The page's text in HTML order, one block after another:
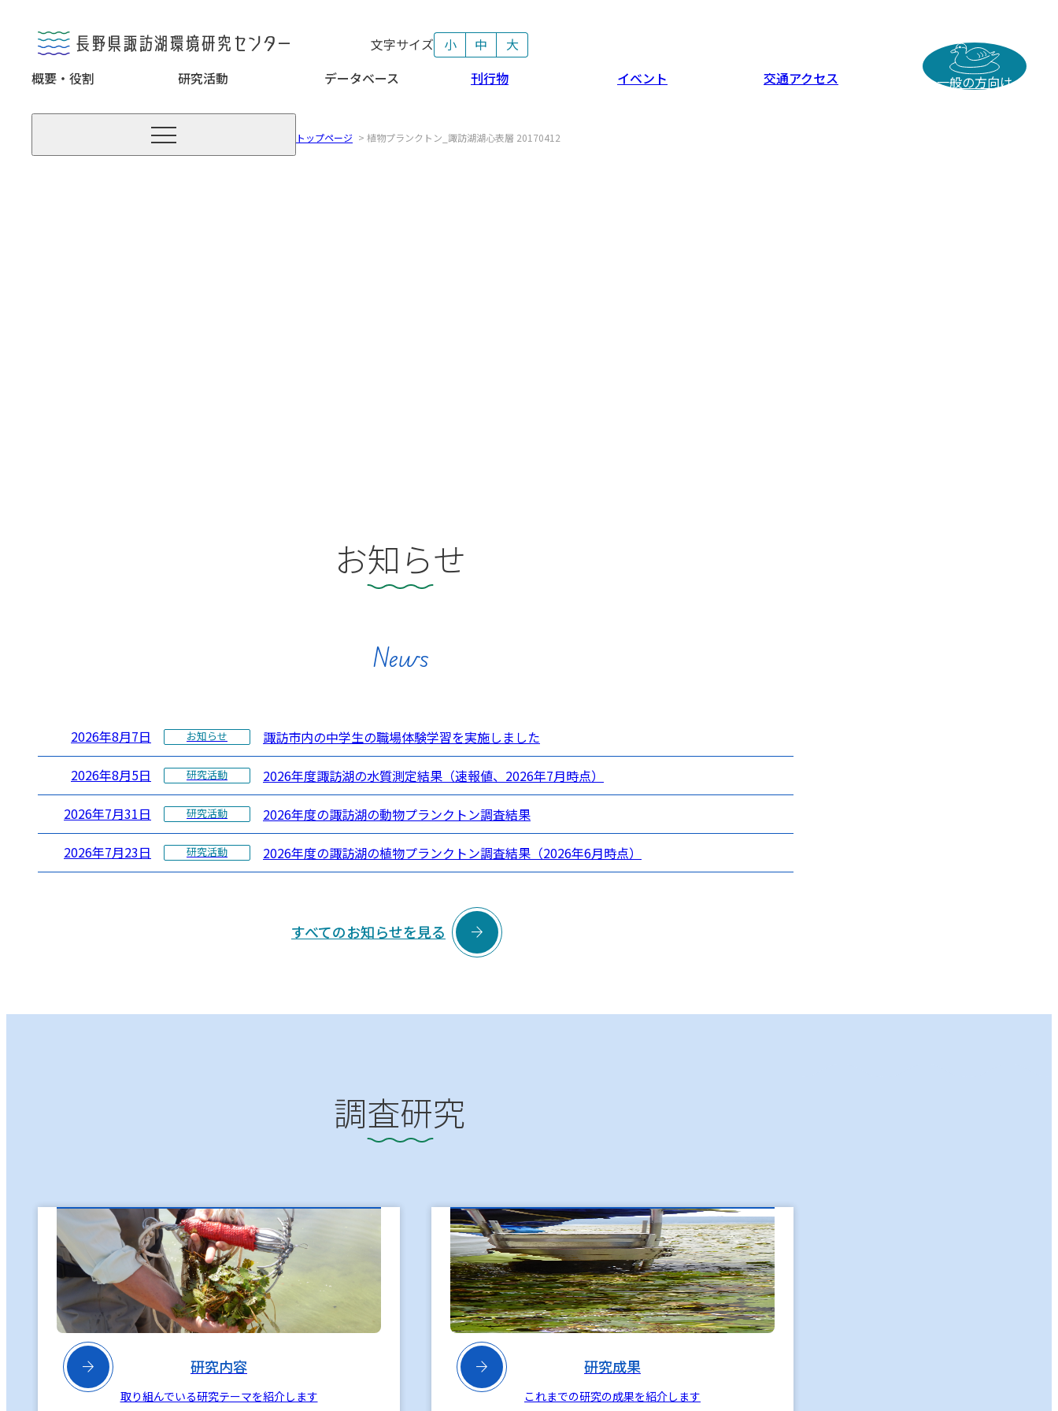
文字サイズ 小 中
大
概要・役割
研究活動 データベース 刊行物 イベント 交通アクセス 一般の方向け
 トップページ > 植物プランクトン_諏訪湖湖心表層 20170412
お知らせ
News
2026年8月7日 お知らせ 諏訪市内の中学生の職場体験学習を実施しました
2026年8月5日 研究活動 2026年度諏訪湖の水質測定結果（速報値、2026年7月時点）
2026年7月31日 研究活動 2026年度の諏訪湖の動物プランクトン調査結果
2026年7月23日 研究活動 2026年度の諏訪湖の植物プランクトン調査結果（2026年6月時点）
すべてのお知らせを見る 
調査研究
 研究内容
取り組んでいる研究テーマを紹介します
 研究成果
これまでの研究の成果を紹介します